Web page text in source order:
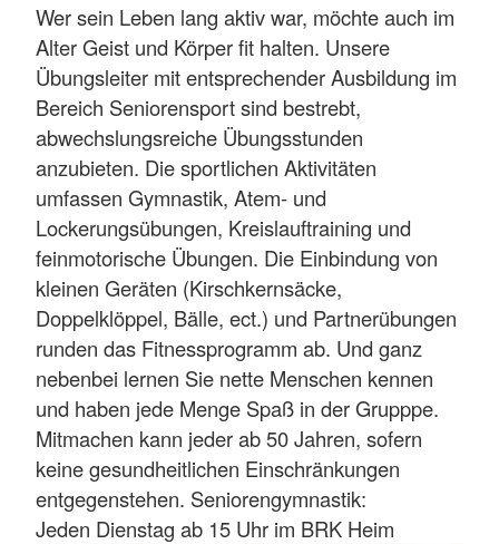
Wer sein Leben lang aktiv war, möchte auch im
Alter Geist und Körper fit halten. Unsere
Übungsleiter mit entsprechender Ausbildung im
Bereich Seniorensport sind bestrebt,
abwechslungsreiche Übungsstunden
anzubieten. Die sportlichen Aktivitäten
umfassen Gymnastik, Atem- und
Lockerungsübungen, Kreislauftraining und
feinmotorische Übungen. Die Einbindung von
kleinen Geräten (Kirschkernsäcke,
Doppelklöppel, Bälle, ect.) und Partnerübungen
runden das Fitnessprogramm ab. Und ganz
nebenbei lernen Sie nette Menschen kennen
und haben jede Menge Spaß in der Grupppe.
Mitmachen kann jeder ab 50 Jahren, sofern
keine gesundheitlichen Einschränkungen
entgegenstehen. Seniorengymnastik:
Jeden Dienstag ab 15 Uhr im BRK Heim